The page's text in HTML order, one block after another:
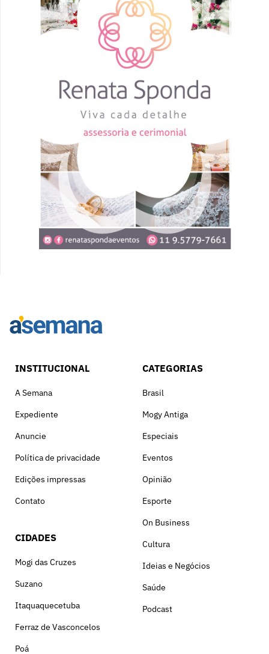
INSTITUCIONAL
A Semana
Expediente
Anuncie
Política de privacidade
Edições impressas
Contato
CIDADES
Mogi das Cruzes
Suzano
Itaquaquecetuba
Ferraz de Vasconcelos
Poá
CATEGORIAS
Brasil
Mogy Antiga
Especiais
Eventos
Opinião
Esporte
On Business
Cultura
Ideias e Negócios
Saúde
Podcast